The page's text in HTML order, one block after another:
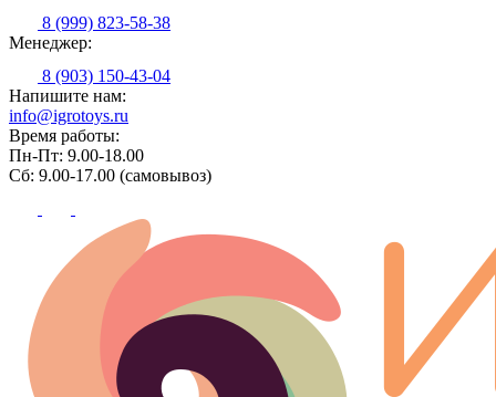
8 (999) 823-58-38
Менеджер:
8 (903) 150-43-04
Напишите нам:
info@igrotoys.ru
Время работы:
Пн-Пт: 9.00-18.00
Сб: 9.00-17.00 (самовывоз)